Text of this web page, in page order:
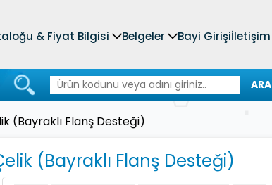
& Fiyat Bilgisi Belgeler Bayi Girişiİletişim
ARA
(Bayraklı Flanş Desteği)
(Bayraklı Flanş Desteği)